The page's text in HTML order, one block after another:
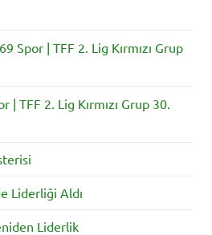
Spor | TFF 2. Lig Kırmızı Grup
TFF 2. Lig Kırmızı Grup 30.
Liderliği Aldı
Liderlik